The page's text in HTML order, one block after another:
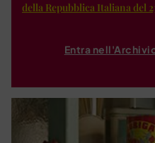
della Repubblica Italiana del
Entra